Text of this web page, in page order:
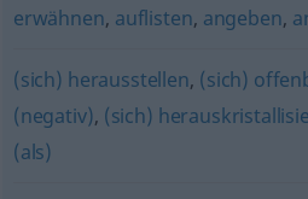
erwähnen, auflisten, angeben,
(sich) herausstellen, (sich)
(negativ), (sich)
(als)